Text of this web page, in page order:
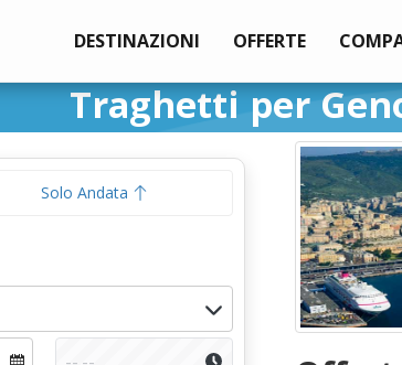
DESTINAZIONI OFFERTE
Traghetti per
Solo Andata